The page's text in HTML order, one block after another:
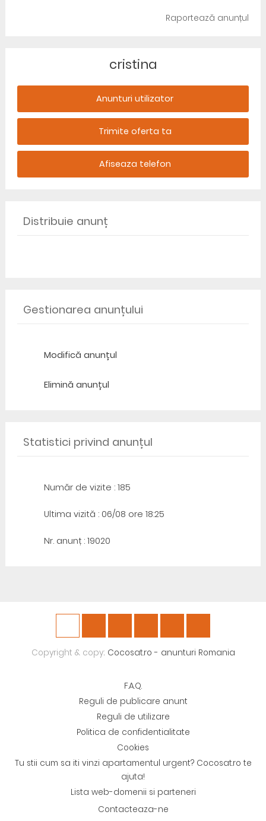
Raportează anunțul
cristina
Anunturi utilizator
Trimite oferta ta
Afiseaza telefon
Distribuie anunț
Gestionarea anunțului
Modifică anunțul
Elimină anunțul
Statistici privind anunțul
Număr de vizite : 185
Ultima vizită : 06/08 ore 18:25
Nr. anunț : 19020
Copyright & copy; Cocosat.ro - anunturi Romania
F.A.Q.
Reguli de publicare anunt
Reguli de utilizare
Politica de confidentialitate
Cookies
Tu stii cum sa iti vinzi apartamentul urgent? Cocosat.ro te
ajuta!
Lista web-domenii si parteneri
Contacteaza-ne